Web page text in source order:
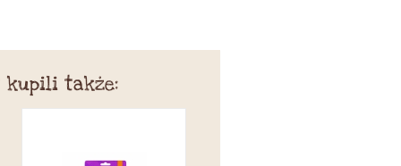
kupili także: